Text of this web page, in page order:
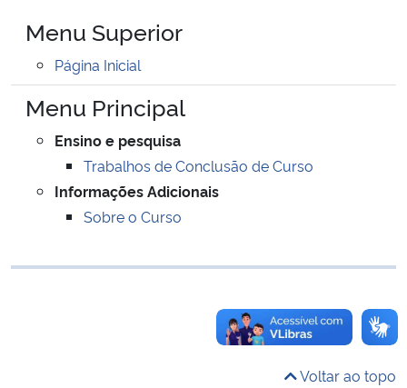
Ministério da Saúde
Ministério de Minas e Energia
Ministério da Ciência, Tecnologia, Inovações e Comunicações
Menu Superior
Página Inicial
Menu Principal
Ensino e pesquisa
Trabalhos de Conclusão de Curso
Informações Adicionais
Sobre o Curso
Voltar ao topo